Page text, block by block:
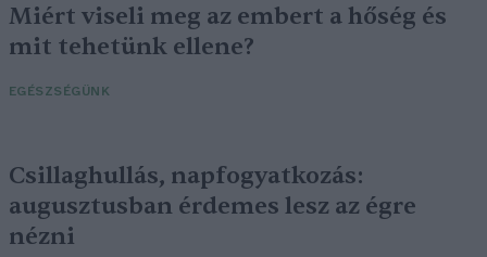
Miért viseli meg az embert a hőség és
mit tehetünk ellene?
EGÉSZSÉGÜNK
Csillaghullás, napfogyatkozás:
augusztusban érdemes lesz az égre
nézni